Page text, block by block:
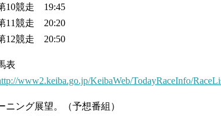
10競走 19:45
11競走 20:20
12競走 20:50
表
www2.keiba.go.jp/KeibaWeb/TodayRaceInfo/
ニング展望。（予想番組）